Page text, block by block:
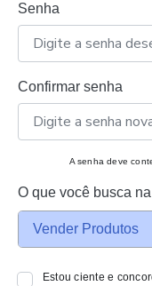
Senha
Confirmar senha
A senha deve
O que você busca
Vender Produtos
Estou ciente e